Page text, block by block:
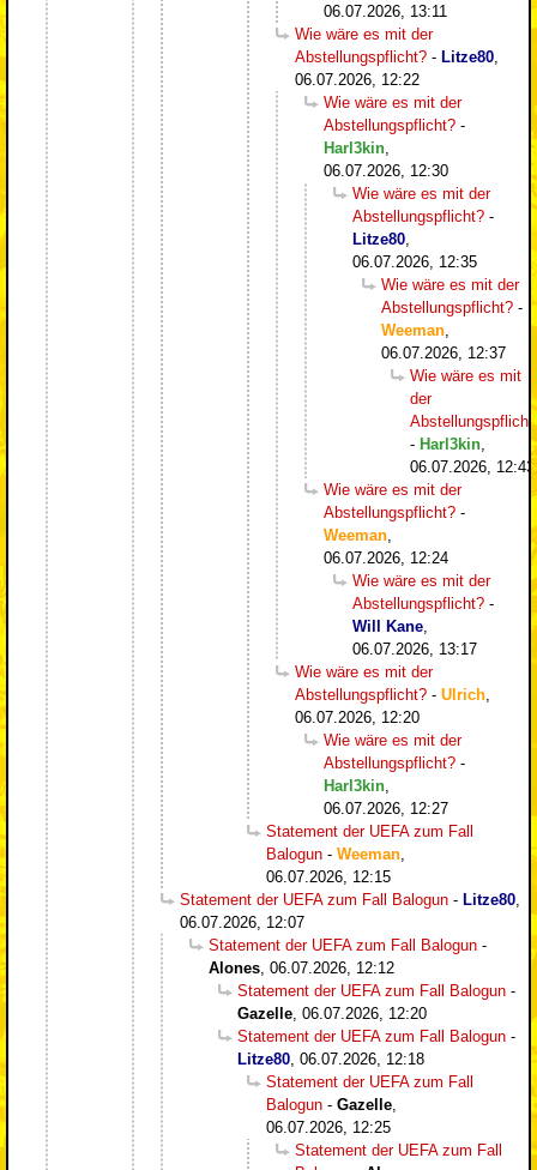
06.07.2026, 13:11
Wie wäre es mit der
Abstellungspflicht? - Litze80
06.07.2026, 12:22
Wie wäre es mit der
Abstellungspflicht? -
Harl3kin
06.07.2026, 12:30
Wie wäre es mit der
Abstellungspflicht? -
Litze80
06.07.2026, 12:35
Wie wäre es mit der
Abstellungspflicht? -
Weeman
06.07.2026, 12:37
Wie wäre es mit
der
- Harl3kin
06.07.2026, 12:43
Wie wäre es mit der
Abstellungspflicht? -
Weeman
06.07.2026, 12:24
Wie wäre es mit der
Abstellungspflicht? -
Will Kane
06.07.2026, 13:17
Wie wäre es mit der
Abstellungspflicht? - Ulrich
06.07.2026, 12:20
Wie wäre es mit der
Abstellungspflicht? -
Harl3kin
06.07.2026, 12:27
Statement der UEFA zum Fall
Balogun - Weeman
06.07.2026, 12:15
Statement der UEFA zum Fall Balogun - Litze80
06.07.2026, 12:07
Statement der UEFA zum Fall Balogun -
Alones 06.07.2026, 12:12
Statement der UEFA zum Fall Balogun -
Gazelle 06.07.2026, 12:20
Statement der UEFA zum Fall Balogun -
Litze80 06.07.2026, 12:18
Statement der UEFA zum Fall
Balogun - Gazelle
06.07.2026, 12:25
Statement der UEFA zum Fall